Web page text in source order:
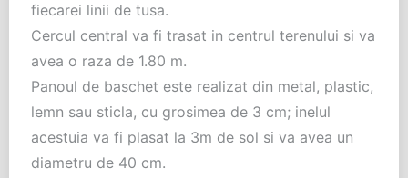
fiecarei linii de tusa.
Cercul central va fi trasat in centrul terenului si va
avea o raza de 1.80 m.
Panoul de baschet este realizat din metal, plastic,
lemn sau sticla, cu grosimea de 3 cm; inelul
acestuia va fi plasat la 3m de sol si va avea un
diametru de 40 cm.